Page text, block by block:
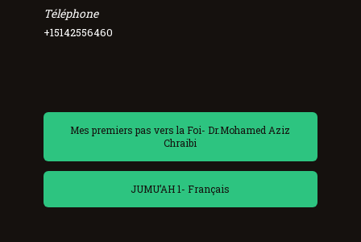
Téléphone
+15142556460
Mes premiers pas vers la Foi- Dr.Mohamed Aziz
Chraibi
JUMU’AH 1- Français